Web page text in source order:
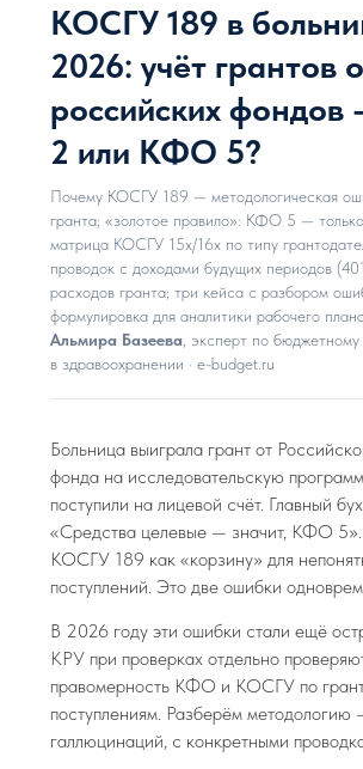
КОСГУ 189 в
2026: учёт грантов
российских
2 или КФО 5?
Почему КОСГУ 189 — методологическая
гранта; «золотое правило»: КФО 5 — только
матрица КОСГУ 15х/16х по типу
проводок с доходами будущих периодов
расходов гранта; три кейса с разбором
формулировка для аналитики рабочего
Альмира Базеева, эксперт по бюджетному
в здравоохранении · e-budget.ru
Больница выиграла грант от
фонда на исследовательскую
поступили на лицевой счёт. Главный
«Средства целевые — значит, КФО
КОСГУ 189 как «корзину» для
поступлений. Это две ошибки
В 2026 году эти ошибки стали ещё
КРУ при проверках отдельно
правомерность КФО и КОСГУ по
поступлениям. Разберём методологию
галлюцинаций, с конкретными